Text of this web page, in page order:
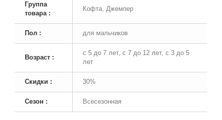
Группа
товара :
Кофта, Джемпер
Пол : для мальчиков
Возраст :
с 5 до 7 лет, с 7 до 12 лет, с 3 до 5
лет
Скидки : 30%
Сезон : Всесезонная